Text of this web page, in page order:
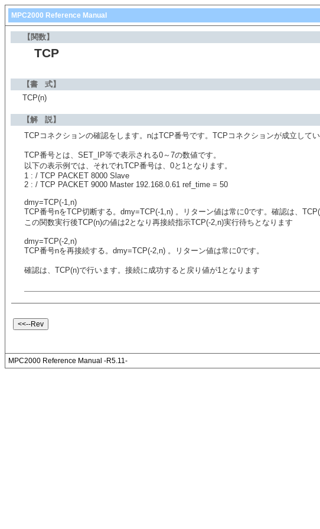
MPC2000 Reference Manual
【関数】
TCP
【書 式】
TCP(n)
【解 説】
TCPコネクションの確認をします。nはTCP番号です。TCPコネクションが成立して
TCP番号とは、SET_IP等で表示される0～7の数値です。
以下の表示例では、それでれTCP番号は、0と1となります。
1 : / TCP PACKET 8000 Slave
2 : / TCP PACKET 9000 Master 192.168.0.61 ref_time = 50
dmy=TCP(-1,n)
TCP番号nをTCP切断する。dmy=TCP(-1,n) 。リターン値は常に0です。確認は、
この関数実行後TCP(n)の値は2となり再接続指示TCP(-2,n)実行待ちとなります
dmy=TCP(-2,n)
TCP番号nを再接続する。dmy=TCP(-2,n) 。リターン値は常に0です。
確認は、TCP(n)で行います。接続に成功すると戻り値が1となります
MPC2000 Reference Manual -R5.11-